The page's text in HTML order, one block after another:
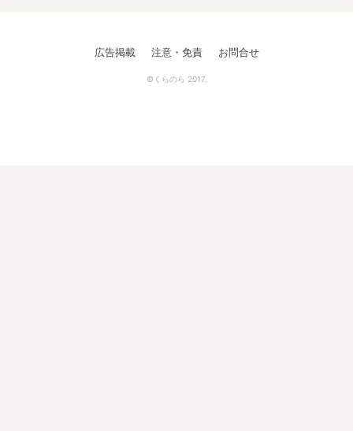
広告掲載 注意・免責 お問合せ
©くらのら 2017.